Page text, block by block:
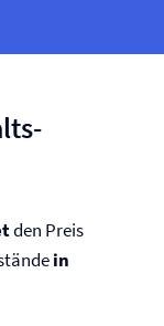
den Preis
in